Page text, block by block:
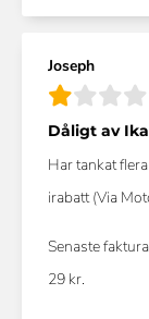
Joseph
Dåligt av
Har tankat
irabatt (Via
Senaste
29 kr.